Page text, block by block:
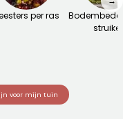
per ras
voor mijn tuin